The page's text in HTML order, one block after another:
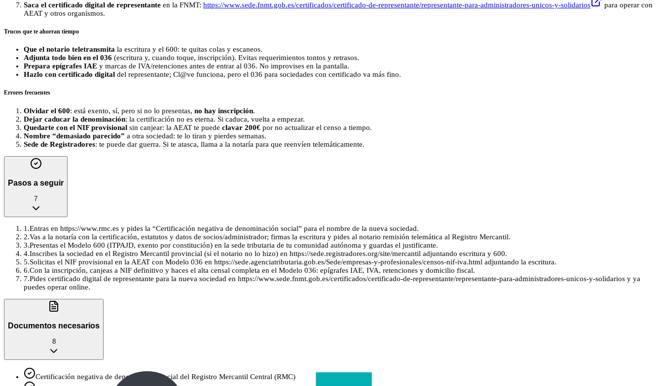
Saca el certificado digital de representante en la FNMT: https://www.sede.fnmt.gob.es/certificados/certificado-de-representante/representante-para-administradores-unicos-y-solidarios
para operar con
AEAT y otros organismos.
Trucos que te ahorran tiempo
Que el notario teletransmita la escritura y el 600: te quitas colas y escaneos.
Adjunta todo bien en el 036 (escritura y, cuando toque, inscripción). Evitas requerimientos tontos y retrasos.
Prepara epígrafes IAE y marcas de IVA/retenciones antes de entrar al 036. No improvises en la pantalla.
Hazlo con certificado digital del representante; Cl@ve funciona, pero el 036 para sociedades con certificado va más fino.
Errores frecuentes
Olvidar el 600: está exento, sí, pero si no lo presentas, no hay inscripción.
Dejar caducar la denominación: la certificación no es eterna. Si caduca, vuelta a empezar.
Quedarte con el NIF provisional sin canjear: la AEAT te puede clavar 200€ por no actualizar el censo a tiempo.
Nombre “demasiado parecido” a otra sociedad: te lo tiran y pierdes semanas.
Sede de Registradores: te puede dar guerra. Si te atasca, llama a la notaría para que reenvíen telemáticamente.
Pasos a seguir
7
1 .Entras en https://www.rmc.es y pides la “Certificación negativa de denominación social” para el nombre de la nueva sociedad.
2.Vas a la notaría con la certificación, estatutos y datos de socios/administrador; firmas la escritura y pides al notario remisión telemática al Registro Mercantil.
3.Presentas el Modelo 600 (ITPAJD, exento por constitución) en la sede tributaria de tu comunidad autónoma y guardas el justificante.
4.Inscribes la sociedad en el Registro Mercantil provincial (si el notario no lo hizo) en https://sede.registradores.org/site/mercantil adjuntando escritura y 600.
5.Solicitas el NIF provisional en la AEAT con Modelo 036 en https://sede.agenciatributaria.gob.es/Sede/empresas-y-profesionales/censos-nif-iva.html adjuntando la escritura.
6.Con la inscripción, canjeas a NIF definitivo y haces el alta censal completa en el Modelo 036: epígrafes IAE, IVA, retenciones y domicilio fiscal.
7.Pides certificado digital de representante para la nueva sociedad en https://www.sede.fnmt.gob.es/certificados/certificado-de-representante/representante-para-administradores-unicos-y-solidarios y ya
puedes operar online.
Documentos necesarios
8
Certificación negativa de denominación social del Registro Mercantil Central (RMC)